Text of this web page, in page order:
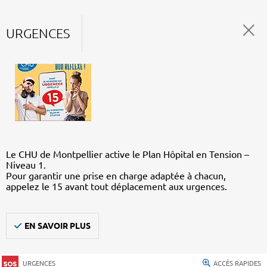
URGENCES
Le CHU de Montpellier active le Plan Hôpital en Tension –
Niveau 1.
Pour garantir une prise en charge adaptée à chacun,
appelez le 15 avant tout déplacement aux urgences.
EN SAVOIR PLUS
URGENCES ACCÈS RAPIDES